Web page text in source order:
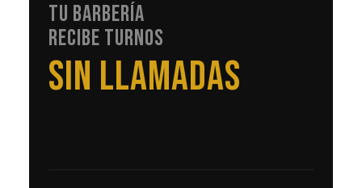
TU BARBERÍA
RECIBE TURNOS
EN AUTOMÁTICO